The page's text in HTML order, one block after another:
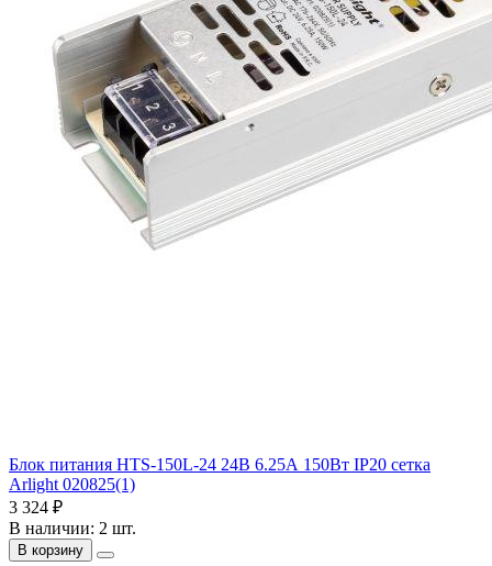
Блок питания HTS-150L-24 24В 6.25А 150Вт IP20 сетка
Arlight 020825(1)
3 324 ₽
В наличии: 2 шт.
В корзину